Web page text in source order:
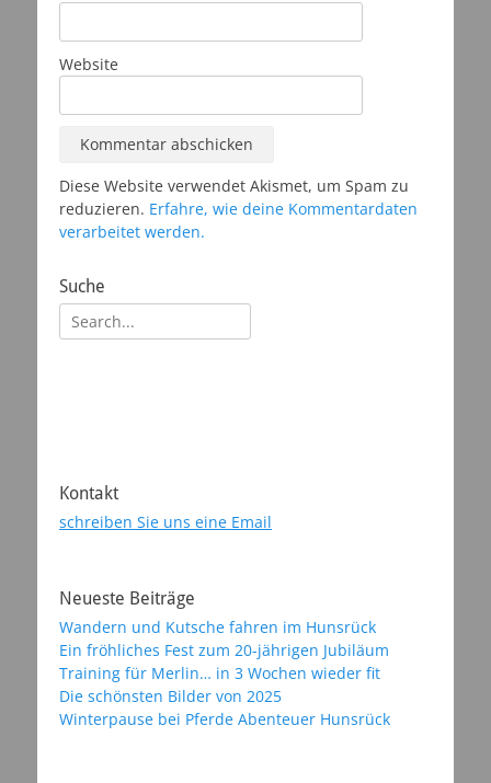
Website
Diese Website verwendet Akismet, um Spam zu
reduzieren. Erfahre, wie deine Kommentardaten
verarbeitet werden.
Suche
Suchen
nach:
Kontakt
schreiben Sie uns eine Email
Neueste Beiträge
Wandern und Kutsche fahren im Hunsrück
Ein fröhliches Fest zum 20-jährigen Jubiläum
Training für Merlin… in 3 Wochen wieder fit
Die schönsten Bilder von 2025
Winterpause bei Pferde Abenteuer Hunsrück